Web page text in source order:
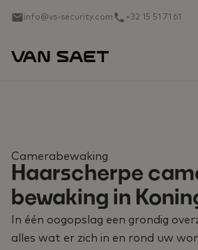
info@vs-security.com +32 15 51 71 61
Camerabewaking
Haarscherpe
bewaking in
In één oogopslag een grondig
alles wat er zich in en rond uw